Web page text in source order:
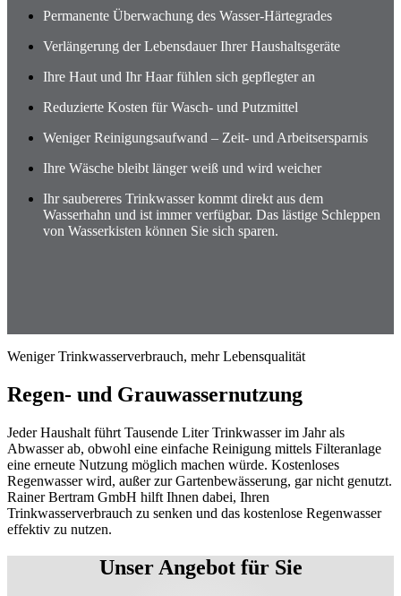
Permanente Überwachung des Wasser-Härtegrades
Verlängerung der Lebensdauer Ihrer Haushaltsgeräte
Ihre Haut und Ihr Haar fühlen sich gepflegter an
Reduzierte Kosten für Wasch- und Putzmittel
Weniger Reinigungsaufwand – Zeit- und Arbeitsersparnis
Ihre Wäsche bleibt länger weiß und wird weicher
Ihr saubereres Trinkwasser kommt direkt aus dem
Wasserhahn und ist immer verfügbar. Das lästige Schleppen
von Wasserkisten können Sie sich sparen.
Weniger Trinkwasserverbrauch, mehr Lebensqualität
Regen- und Grauwassernutzung
Jeder Haushalt führt Tausende Liter Trinkwasser im Jahr als
Abwasser ab, obwohl eine einfache Reinigung mittels Filteranlage
eine erneute Nutzung möglich machen würde. Kostenloses
Regenwasser wird, außer zur Gartenbewässerung, gar nicht genutzt.
Rainer Bertram GmbH hilft Ihnen dabei, Ihren
Trinkwasserverbrauch zu senken und das kostenlose Regenwasser
effektiv zu nutzen.
Unser Angebot für Sie